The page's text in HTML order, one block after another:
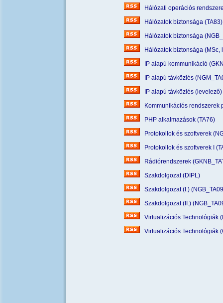
Hálózati operációs
Hálózatok biztonsága (TA83)
Hálózatok biztonsága
Hálózatok biztonsága (MSc,
IP alapú kommunikáció
IP alapú távközlés
IP alapú távközlés (levelező)
Kommunikációs rendszerek
PHP alkalmazások (TA76)
Protokollok és szoftverek
Protokollok és szoftverek I
Rádiórendszerek
Szakdolgozat (DIPL)
Szakdolgozat (I.)
Szakdolgozat (II.)
Virtualizációs Technológiák
Virtualizációs Technológiák